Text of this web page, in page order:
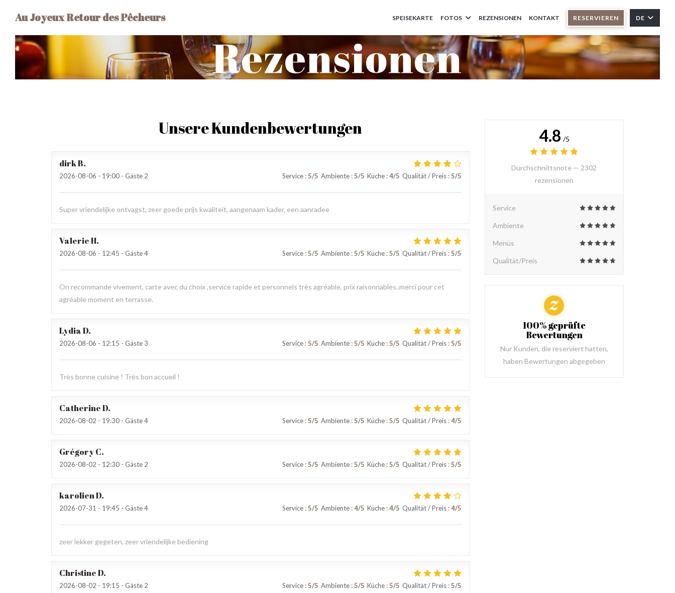
Au Joyeux Retour des Pêcheurs SPEISEKARTE FOTOS REZENSIONEN KONTAKT RESERVIEREN DE
Rezensionen
Unsere Kundenbewertungen
dirkB
2026-08-06 - 19:00 - Gäste 2 Service: 5/5 Ambiente: 5/5 Küche: 4/5 Qualität / Preis: 5/5
Super vriendelijke ontvagst, zeer goede prijs kwaliteit, aangenaam kader, een aanradee
ValerieH
2026-08-06 - 12:45 - Gäste 4 Service: 5/5 Ambiente: 5/5 Küche: 5/5 Qualität / Preis: 5/5
On recommande vivement, carte avec du choix ,service rapide et personnels très agréable, prix raisonnables..merci pour cet
agréable moment en terrasse.
LydiaD
2026-08-06 - 12:15 - Gäste 3 Service: 5/5 Ambiente: 5/5 Küche: 5/5 Qualität / Preis: 5/5
Très bonne cuisine ! Très bon accueil !
CatherineD
2026-08-02 - 19:30 - Gäste 4 Service: 5/5 Ambiente: 5/5 Küche: 5/5 Qualität / Preis: 4/5
GrégoryC
2026-08-02 - 12:30 - Gäste 2 Service: 5/5 Ambiente: 5/5 Küche: 5/5 Qualität / Preis: 5/5
karolienD
2026-07-31 - 19:45 - Gäste 4 Service: 5/5 Ambiente: 4/5 Küche: 4/5 Qualität / Preis: 4/5
zeer lekker gegeten, zeer vriendelijke bediening
ChristineD
2026-08-02 - 19:15 - Gäste 2 Service: 5/5 Ambiente: 5/5 Küche: 5/5 Qualität / Preis: 5/5
4.8 /5
Durchschnittsnote — 2302
rezensionen
Service
Ambiente
Menüs
Qualität/Preis
100% geprüfte
Bewertungen
Nur Kunden, die reserviert hatten,
haben Bewertungen abgegeben